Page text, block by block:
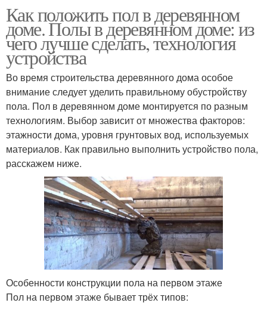
Как положить пол в деревянном
доме. Полы в деревянном доме: из
чего лучше сделать, технология
устройства
Во время строительства деревянного дома особое
внимание следует уделить правильному обустройству
пола. Пол в деревянном доме монтируется по разным
технологиям. Выбор зависит от множества факторов:
этажности дома, уровня грунтовых вод, используемых
материалов. Как правильно выполнить устройство пола,
расскажем ниже.
Особенности конструкции пола на первом этаже
Пол на первом этаже бывает трёх типов: